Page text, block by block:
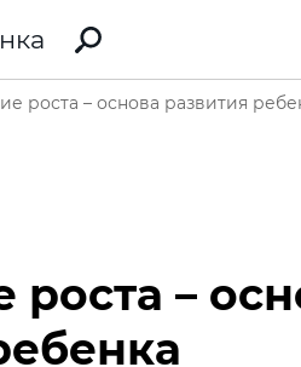
роста – основа развития
–